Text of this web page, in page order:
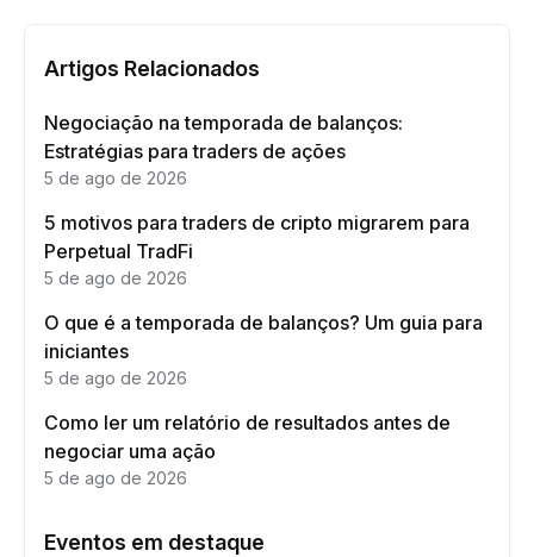
Artigos Relacionados
Negociação na temporada de balanços:
Estratégias para traders de ações
5 de ago de 2026
5 motivos para traders de cripto migrarem para
Perpetual TradFi
5 de ago de 2026
O que é a temporada de balanços? Um guia para
iniciantes
5 de ago de 2026
Como ler um relatório de resultados antes de
negociar uma ação
5 de ago de 2026
Eventos em destaque